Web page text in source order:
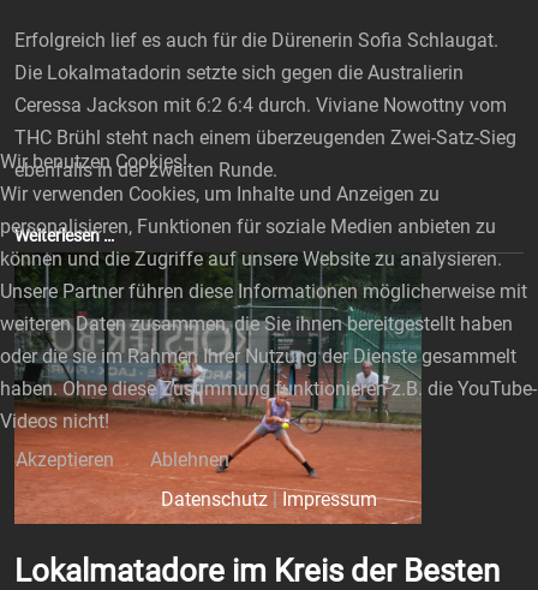
Erfolgreich lief es auch für die Dürenerin Sofia Schlaugat.
Die Lokalmatadorin setzte sich gegen die Australierin
Ceressa Jackson mit 6:2 6:4 durch. Viviane Nowottny vom
THC Brühl steht nach einem überzeugenden Zwei-Satz-Sieg
ebenfalls in der zweiten Runde.
Weiterlesen …
Lokalmatadore im Kreis der Besten
Wir benutzen Cookies!
Wir verwenden Cookies, um Inhalte und Anzeigen zu
personalisieren, Funktionen für soziale Medien anbieten zu
können und die Zugriffe auf unsere Website zu analysieren.
Unsere Partner führen diese Informationen möglicherweise mit
weiteren Daten zusammen, die Sie ihnen bereitgestellt haben
oder die sie im Rahmen Ihrer Nutzung der Dienste gesammelt
haben. Ohne diese Zustimmung funktionieren z.B. die YouTube-
Videos nicht!
Akzeptieren
Ablehnen
Datenschutz | Impressum